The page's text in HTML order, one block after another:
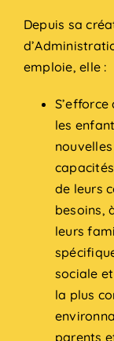
Depuis sa
emploie, elle :
les
de leurs
besoins,
leurs
sociale
la plus
parents